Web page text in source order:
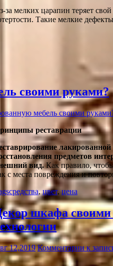
мелких царапин теряет
Такие мелкие
своими руками?
мебель своими
реставрации
предметов
вид.Как правило, чтобы
с места повреждения и
средства,цвет,цена
шкафа
12,2019 Комментариик